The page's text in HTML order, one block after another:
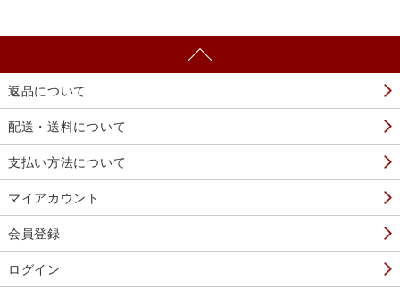
返品について
配送・送料について
支払い方法について
マイアカウント
会員登録
ログイン